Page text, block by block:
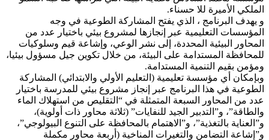
الملكي الأميرة للا حسناء.
و يهدف البرنامج ، الذي يفتح المشاركة الطوعية في وجه
المؤسسات التعليمية عبر إنجازها لمشروع بيئي باختيار عدد من
المحاور البيئية المحددة، إلى نشر الوعي، وإشاعة قيم وسلوكيات
للمحافظة المستدامة على البيئة، من خلال تكوين جيل مسؤول بيئيا،
ومؤمن بقيم التنمية المستدامة.
وبإمكان أي مؤسسة تعليمية (التعليم الأولي والابتدائي) المشاركة
الطوعية في هذا البرنامج عبر إنجاز مشروع بيئي للمدرسة باختيار
عدد من المحاور السبعة المتمثلة في “التقليص من استهلاك الماء
والطاقة”، و”التدبير الجيد للنفايات” (ثلاثة محاور ذات أولوية)،
و”العناية بالتغذية”، و”الاهتمام بالمحافظة على التنوع البيولوجي”،
و”إشاعة التضامن والتغيرات المناخية (أربعة محاور مكملة